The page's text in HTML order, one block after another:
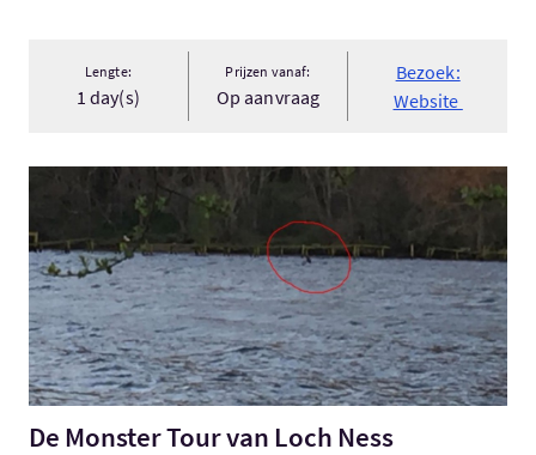
Lengte:
1 day(s)
Prijzen vanaf:
Op aanvraag
Bezoek:
Website
Bezoek:De Monster Tour van Loch Ness
De Monster Tour van Loch Ness